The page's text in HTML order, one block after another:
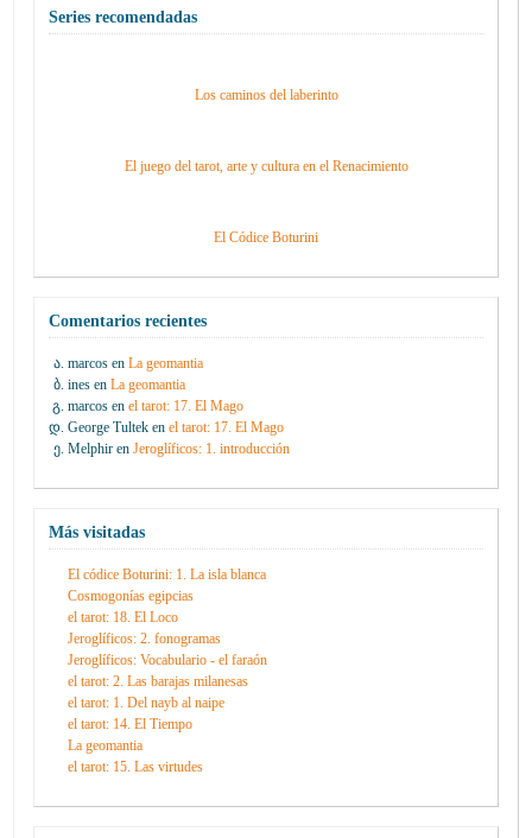
Series recomendadas
Los caminos del laberinto
El juego del tarot, arte y cultura en el Renacimiento
El Códice Boturini
Comentarios recientes
marcos enLa geomantia
ines enLa geomantia
marcos enel tarot: 17. El Mago
George Tultek enel tarot: 17. El Mago
Melphir enJeroglíficos: 1. introducción
Más visitadas
El códice Boturini: 1. La isla blanca
Cosmogonías egipcias
el tarot: 18. El Loco
Jeroglíficos: 2. fonogramas
Jeroglíficos: Vocabulario - el faraón
el tarot: 2. Las barajas milanesas
el tarot: 1. Del nayb al naipe
el tarot: 14. El Tiempo
La geomantia
el tarot: 15. Las virtudes